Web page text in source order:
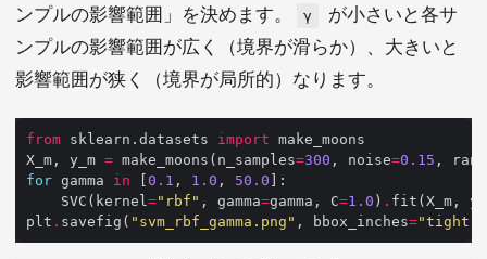
ンプルの影響範囲」を決めます。
γ
が小さいと各サ
ンプルの影響範囲が広く（境界が滑らか）、大きいと
影響範囲が狭く（境界が局所的）なります。
from sklearn.datasets import
X_m, y_m = make_moons(n_samples=300 , noise=0.15 ,
for gamma in [0.1 , 1.0 , 50.0
    SVC(kernel
="rbf" , gamma=gamma, C=1.0 ) .
plt . savefig( "svm_rbf_gamma.png" , bbox_inches="tight"